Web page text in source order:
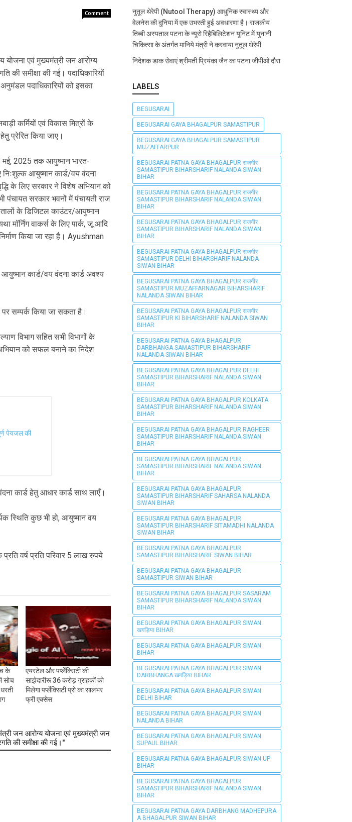
Comment
योजना एवं मुख्यमंत्री जन आरोग्य
की समीक्षा की गई। पदाधिकारियों
पदाधिकारियों को इसका
कर्मियों एवं विकास मित्रों के
प्रेरित किया जाए।
2025 तक आयुष्मान भारत-
आयुष्मान कार्ड/वय वंदना
के लिए सरकार ने विशेष अभियान को
पंचायत सरकार भवनों में पंचायती राज
के डिजिटल काउंटर/आयुष्मान
मॉर्निंग वाकर्स के लिए पार्क, जू आदि
किया जा रहा है। Ayushman
कार्ड/वय वंदना कार्ड अवश्य
सम्पर्क किया जा सकता है।
विभाग सहित सभी विभागों के
को सफल बनाने का निदेश
पेयजल की
कार्ड हेतु आधार कार्ड साथ लाएँ।
स्थिति कुछ भी हो, आयुष्मान वय
वर्ष प्रति परिवार 5 लाख रुपये
के
सोच
एयरटेल और पर्प्लेक्सिटी की
साझेदारीरू 36 करोड़ ग्राहकों को
मिलेगा पर्प्लेक्सिटी प्रो का सालभर
फ्री एक्सेस
जन आरोग्य योजना एवं मुख्यमंत्री जन
की समीक्षा की गई।"
नुतूल थेरेपी (Nutool Therapy) आधुनिक स्वास्थ्य और
वेलनेस की दुनिया में एक उभरती हुई अवधारणा है। राजकीय
तिब्बी अस्पताल पटना के न्यूरो रिहैबिलिटेशन यूनिट में युनानी
चिकित्सा के अंतर्गत मानिये मंत्री ने करवाया नुतूल थेरेपी
निदेशक डाक सेवाएं श्रीमती प्रियंका जैन का पटना जीपीओ दौरा
LABELS
BEGUSARAI
BEGUSARAI GAYA BHAGALPUR SAMASTIPUR
BEGUSARAI GAYA BHAGALPUR SAMASTIPUR
MUZAFFARPUR
BEGUSARAI PATNA GAYA BHAGALPUR राजगीर
SAMASTIPUR BIHARSHARIF NALANDA SIWAN
BIHAR
BEGUSARAI PATNA GAYA BHAGALPUR राजगीर
SAMASTIPUR BIHARSHARIF NALANDA SIWAN
BIHAR
BEGUSARAI PATNA GAYA BHAGALPUR राजगीर
SAMASTIPUR BIHARSHARIF NALANDA SIWAN
BIHAR
BEGUSARAI PATNA GAYA BHAGALPUR राजगीर
SAMASTIPUR DELHI BIHARSHARIF NALANDA
SIWAN BIHAR
BEGUSARAI PATNA GAYA BHAGALPUR राजगीर
SAMASTIPUR MUZAFFARNAGAR BIHARSHARIF
NALANDA SIWAN BIHAR
BEGUSARAI PATNA GAYA BHAGALPUR राजगीर
SAMASTIPUR KI BIHARSHARIF NALANDA SIWAN
BIHAR
BEGUSARAI PATNA GAYA BHAGALPUR
DARBHANGA SAMASTIPUR BIHARSHARIF
NALANDA SIWAN BIHAR
BEGUSARAI PATNA GAYA BHAGALPUR DELHI
SAMASTIPUR BIHARSHARIF NALANDA SIWAN
BIHAR
BEGUSARAI PATNA GAYA BHAGALPUR KOLKATA
SAMASTIPUR BIHARSHARIF NALANDA SIWAN
BIHAR
BEGUSARAI PATNA GAYA BHAGALPUR RAGHEER
SAMASTIPUR BIHARSHARIF NALANDA SIWAN
BIHAR
BEGUSARAI PATNA GAYA BHAGALPUR
SAMASTIPUR BIHARSHARIF NALANDA SIWAN
BIHAR
BEGUSARAI PATNA GAYA BHAGALPUR
SAMASTIPUR BIHARSHARIF SAHARSA NALANDA
SIWAN BIHAR
BEGUSARAI PATNA GAYA BHAGALPUR
SAMASTIPUR BIHARSHARIF SITAMADHI NALANDA
SIWAN BIHAR
BEGUSARAI PATNA GAYA BHAGALPUR
SAMASTIPUR BIHARSHARIF SIWAN BIHAR
BEGUSARAI PATNA GAYA BHAGALPUR
SAMASTIPUR SIWAN BIHAR
BEGUSARAI PATNA GAYA BHAGALPUR SASARAM
SAMASTIPUR BIHARSHARIF NALANDA SIWAN
BIHAR
BEGUSARAI PATNA GAYA BHAGALPUR SIWAN
खगड़िया BIHAR
BEGUSARAI PATNA GAYA BHAGALPUR SIWAN
BIHAR
BEGUSARAI PATNA GAYA BHAGALPUR SIWAN
DARBHANGA खगड़िया BIHAR
BEGUSARAI PATNA GAYA BHAGALPUR SIWAN
DELHI BIHAR
BEGUSARAI PATNA GAYA BHAGALPUR SIWAN
NALANDA BIHAR
BEGUSARAI PATNA GAYA BHAGALPUR SIWAN
SUPAUL BIHAR
BEGUSARAI PATNA GAYA BHAGALPUR SIWAN UP
BIHAR
BEGUSARAI PATNA GAYA BHAGALPUR
SAMASTIPUR BIHARSHARIF NALANDA SIWAN
BIHAR
BEGUSARAI PATNA GAYA DARBHANG MADHEPURA
A BHAGALPUR SIWAN BIHAR